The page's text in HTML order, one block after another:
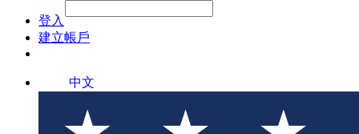
登入
建立帳戶
中文